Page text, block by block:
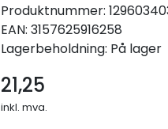
Produktnummer:
EAN: 3157625916258
Lagerbeholdning: På lager
21,25
inkl. mva.